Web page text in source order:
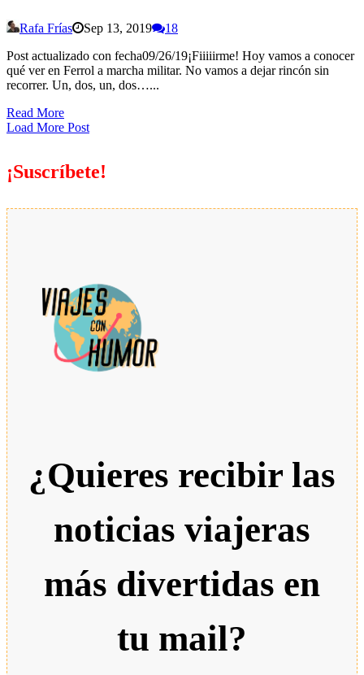
Rafa Frías Sep 13, 2019
18
Post actualizado con fecha09/26/19¡Fiiiiirme! Hoy vamos a conocer
qué ver en Ferrol a marcha militar. No vamos a dejar rincón sin
recorrer. Un, dos, un, dos…...
Read More
Load More Post
¡Suscríbete!
¿Quieres recibir las
noticias viajeras
más divertidas en
tu mail?